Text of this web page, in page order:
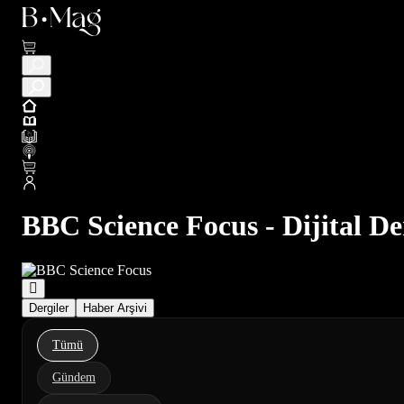
BBC Science Focus - Dijital
Dergiler Haber Arşivi
Tümü
Gündem